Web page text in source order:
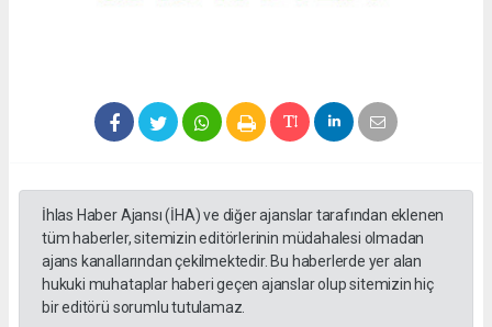
İhlas Haber Ajansı (İHA) ve diğer ajanslar tarafından eklenen
tüm haberler, sitemizin editörlerinin müdahalesi olmadan
ajans kanallarından çekilmektedir. Bu haberlerde yer alan
hukuki muhataplar haberi geçen ajanslar olup sitemizin hiç
bir editörü sorumlu tutulamaz.